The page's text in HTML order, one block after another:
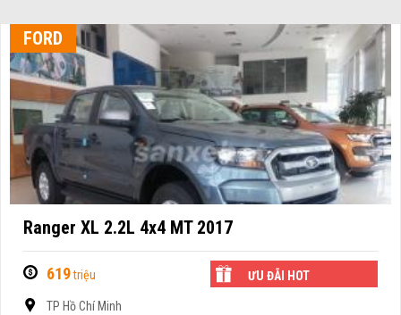
FORD
Ranger XL 2.2L 4x4 MT 2017
619triệu ƯU ĐÃI HOT
TP Hồ Chí Minh